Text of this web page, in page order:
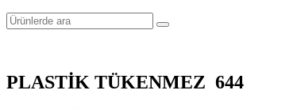
PLASTİK TÜKENMEZ 644